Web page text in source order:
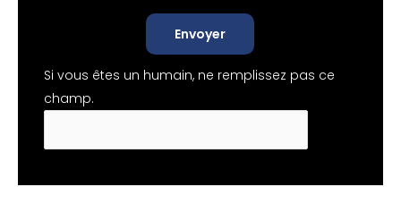
Envoyer
Si vous êtes un humain, ne remplissez pas ce
champ.